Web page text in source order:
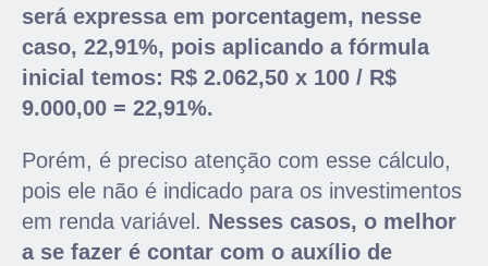
será expressa em porcentagem, nesse
caso, 22,91%, pois aplicando a fórmula
inicial temos: R$ 2.062,50 x 100 / R$
9.000,00 = 22,91%.
Porém, é preciso atenção com esse cálculo,
pois ele não é indicado para os investimentos
em renda variável. Nesses casos, o melhor
a se fazer é contar com o auxílio de